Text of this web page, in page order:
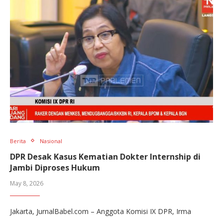
Berita Nasional
DPR Desak Kasus Kematian Dokter Internship di
Jambi Diproses Hukum
May 8, 2026
Jakarta, JurnalBabel.com – Anggota Komisi IX DPR, Irma